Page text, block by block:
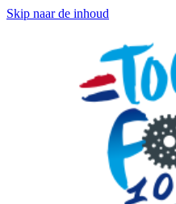
Skip naar de inhoud